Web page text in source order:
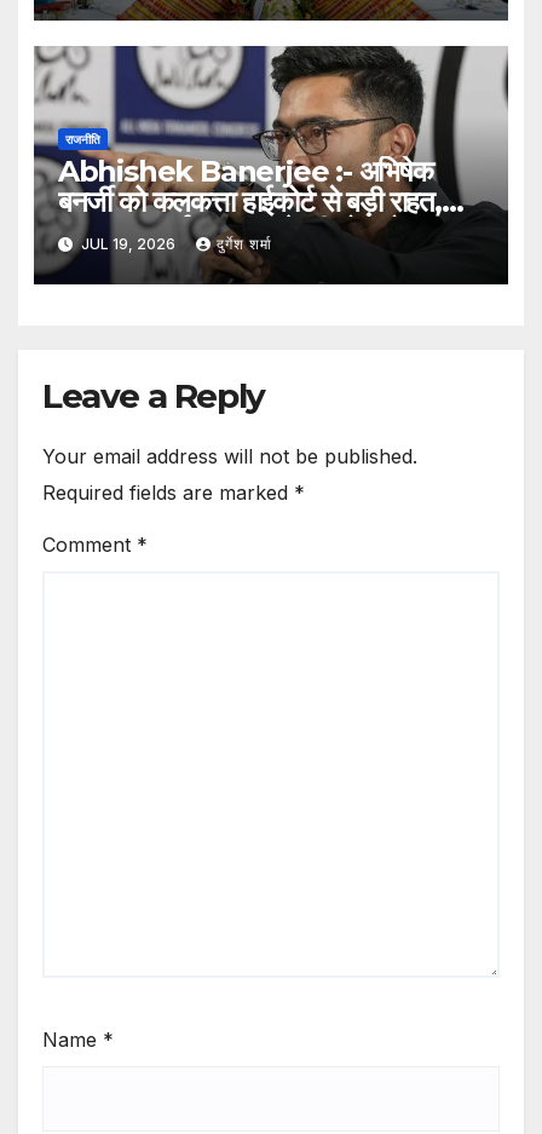
राजनीति
Abhishek Banerjee :- अभिषेक
बनर्जी को कलकत्ता हाईकोर्ट से बड़ी राहत,
आमतला कार्यालय पर आगे की तोड़फोड़ पर
लगाई रोक
JUL 19, 2026 दुर्गेश शर्मा
Leave a Reply
Your email address will not be published.
Required fields are marked *
Comment *
Name *